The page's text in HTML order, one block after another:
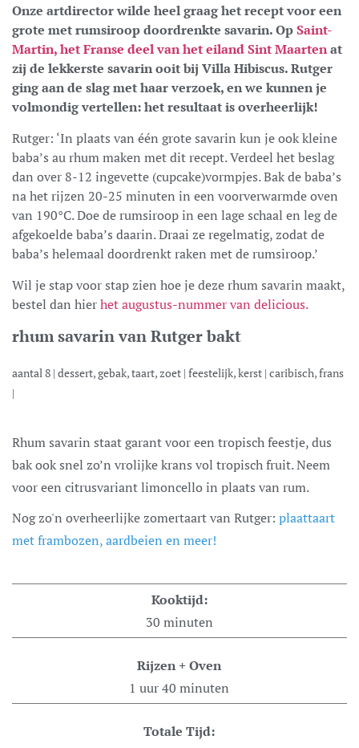
Onze artdirector wilde heel graag het recept voor een
grote met rumsiroop doordrenkte savarin. OpSaint-
Martin, het Franse deel van het eiland Sint Maartenat
zij de lekkerste savarin ooit bij Villa Hibiscus. Rutger
ging aan de slag met haar verzoek, en we kunnen je
volmondig vertellen: het resultaat is overheerlijk!
Rutger: ‘In plaats van één grote savarin kun je ook kleine
baba’s au rhum maken met dit recept. Verdeel het beslag
dan over 8-12 ingevette (cupcake)vormpjes. Bak de baba’s
na het rijzen 20-25 minuten in een voorverwarmde oven
van 190°C. Doe de rumsiroop in een lage schaal en leg de
afgekoelde baba’s daarin. Draai ze regelmatig, zodat de
baba’s helemaal doordrenkt raken met de rumsiroop.’
Wil je stap voor stap zien hoe je deze rhum savarin maakt,
bestel dan hierhet augustus-nummer van delicious.
rhum savarin van Rutger bakt
aantal 8 | dessert, gebak, taart, zoet | feestelijk, kerst | caribisch, frans
|
Rhum savarin staat garant voor een tropisch feestje, dus
bak ook snel zo’n vrolijke krans vol tropisch fruit. Neem
voor een citrusvariant limoncello in plaats van rum.
Nog zo'n overheerlijke zomertaart van Rutger: plaattaart
met frambozen, aardbeien en meer!
Kooktijd:
30 minuten
Rijzen + Oven
1 uur 40 minuten
Totale Tijd: